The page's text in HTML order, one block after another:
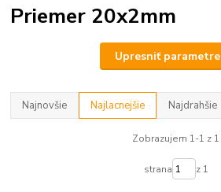
Priemer 20x2mm
Upresniť parametre
Najnovšie Najlacnejšie Najdrahšie
Zobrazujem 1-1 z 1
strana z 1